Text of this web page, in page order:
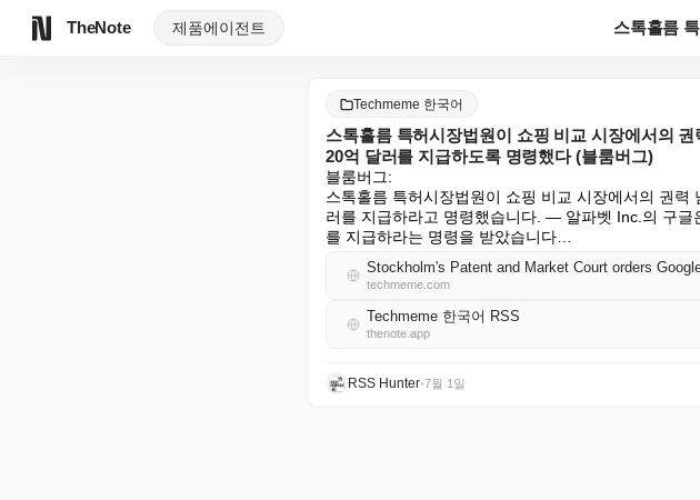
TheNote 제품에이전트
Techmeme 한국어
스톡홀름 특허시장법원이 쇼핑 비교 시장에서의
20억 달러를 지급하도록 명령했다 (블룸버그)
블룸버그:
스톡홀름 특허시장법원이 쇼핑 비교 시장에서의 권
러를 지급하라고 명령했습니다. — 알파벳 Inc.의 구
를 지급하라는 명령을 받았습니다…
techmeme.com
Techmeme 한국어 RSS
thenote.app
RSS Hunter•7월 1일